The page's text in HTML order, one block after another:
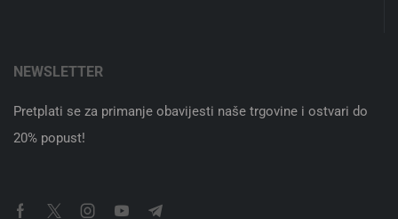
NEWSLETTER
Pretplati se za primanje obavijesti naše trgovine i ostvari do
20% popust!